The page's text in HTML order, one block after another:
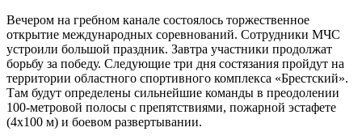
Вечером на гребном канале состоялось торжественное
открытие международных соревнований. Сотрудники МЧС
устроили большой праздник. Завтра участники продолжат
борьбу за победу. Следующие три дня состязания пройдут на
территории областного спортивного комплекса «Брестский».
Там будут определены сильнейшие команды в преодолении
100-метровой полосы с препятствиями, пожарной эстафете
(4х100 м) и боевом развертывании.